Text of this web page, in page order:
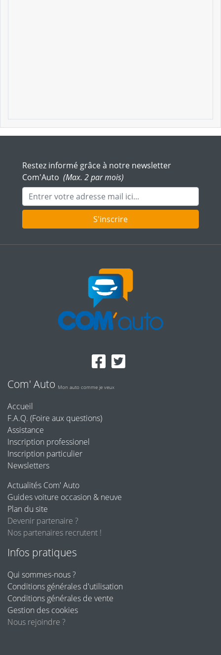
Restez informé grâce à notre newsletter
Com'Auto (Max. 2 par mois)
Adresse mail
S'inscrire
Com' Auto Mon auto comme je veux
Accueil
F.A.Q. (Foire aux questions)
Assistance
Inscription professionel
Inscription particulier
Newsletters
Actualités Com' Auto
Guides voiture occasion & neuve
Plan du site
Devenir partenaire ?
Nos partenaires recrutent !
Infos pratiques
Qui sommes-nous ?
Conditions générales d'utilisation
Conditions générales de vente
Gestion des cookies
Nous rejoindre ?